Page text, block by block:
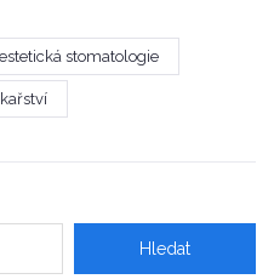
estetická stomatologie